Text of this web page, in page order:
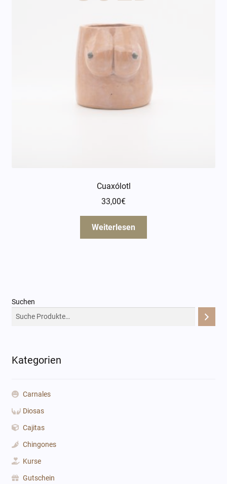
Cuaxólotl
33,00€
Weiterlesen
Suchen
Kategorien
Carnales
Diosas
Cajitas
Chingones
Kurse
Gutschein